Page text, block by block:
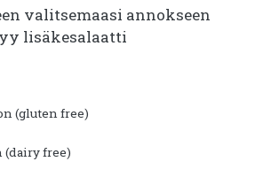
valitsemaasi annokseen
lisäkesalaatti
(gluten free)
(dairy free)